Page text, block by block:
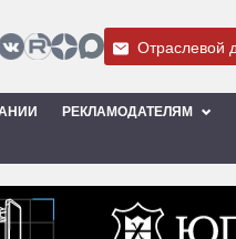
Отраслевой
РЕКЛАМОДАТЕЛЯМ